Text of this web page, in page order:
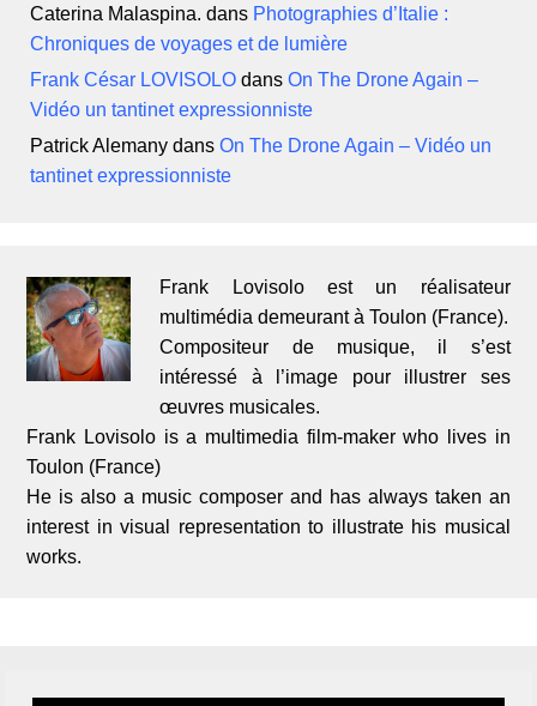
Caterina Malaspina. dans Photographies d’Italie :
Chroniques de voyages et de lumière
Frank César LOVISOLO dansOn The Drone Again –
Vidéo un tantinet expressionniste
Patrick Alemany dansOn The Drone Again – Vidéo un
tantinet expressionniste
Frank Lovisolo est un réalisateur
multimédia demeurant à Toulon (France).
Compositeur de musique, il s’est
intéressé à l’image pour illustrer ses
œuvres musicales.
Frank Lovisolo is a multimedia film-maker who lives in
Toulon (France)
He is also a music composer and has always taken an
interest in visual representation to illustrate his musical
works.